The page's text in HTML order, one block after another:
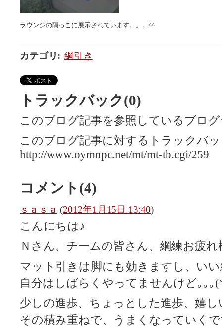
ラウンジの隅っこに展示されています。。。^^
カテゴリ : 綱引き
トラックバック(0)
このブログ記事を参照しているブロ
このブログ記事に対するトラックバ
http://www.oymnpc.net/mt/mt-tb.cgi/259
コメント(4)
ｓａｓａ (2012年1月15日 13:40)
こんにちは♪
Ｎさん、チームの皆さん、綱練お疲れ
マット引きは脚にも効きますし、い
自分はしばらくやってませんけど｡｡｡
少しの進歩、ちょっとした進歩、嬉
その積み重ねで、うまくなっていく